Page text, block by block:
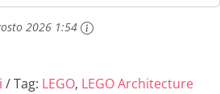
2026 1:54
Tag: LEGO, LEGO Architecture